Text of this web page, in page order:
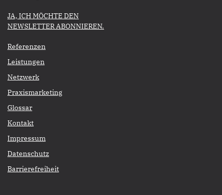
​​​​​JA, ICH MÖCHTE DEN
NEWSLETTER ABONNIEREN.​​​​​​​
Referenzen
Leistungen
Netzwerk
Praxismarketing
Glossar
Kontakt
Impressum
Datenschutz
Barrierefreiheit